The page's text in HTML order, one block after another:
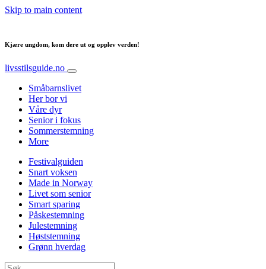
Skip to main content
Kjære ungdom, kom dere ut og opplev verden!
livsstilsguide.no
Småbarnslivet
Her bor vi
Våre dyr
Senior i fokus
Sommerstemning
More
Festivalguiden
Snart voksen
Made in Norway
Livet som senior
Smart sparing
Påskestemning
Julestemning
Høststemning
Grønn hverdag